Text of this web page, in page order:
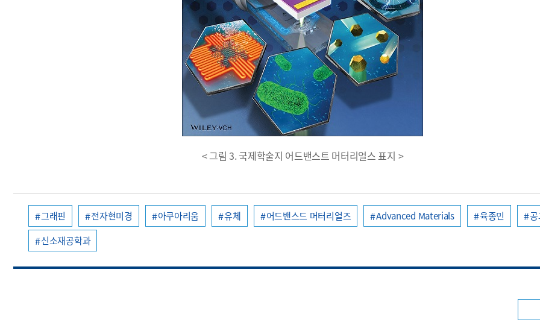
< 그림 3. 국제학술지 어드밴스트 머터리얼스 표지 >
그래핀 전자현미경 아쿠아리움 유체 어드밴스드 머터리얼즈 Advanced Materials 육종민
신소재공학과